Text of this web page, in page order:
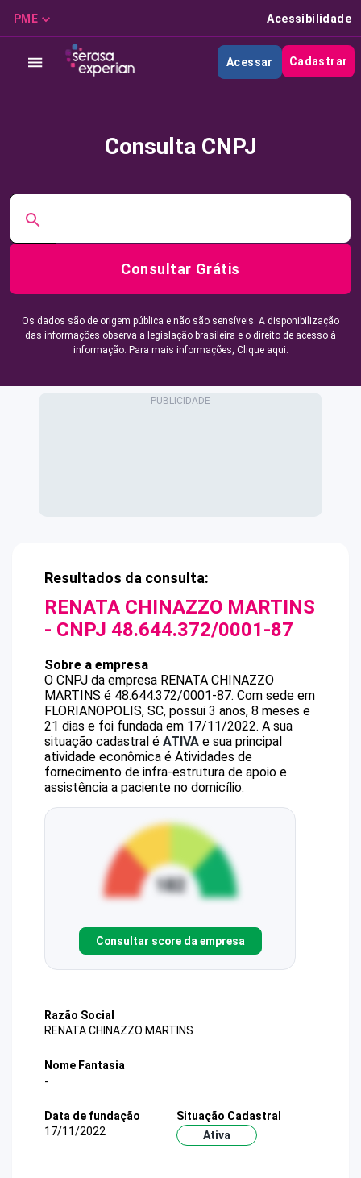
PME Acessibilidade
Acessar Cadastrar
Consulta CNPJ
Consultar Grátis
Os dados são de origem pública e não são sensíveis. A disponibilização
das informações observa a legislação brasileira e o direito de acesso à
informação. Para mais informações, Clique aqui.
Resultados da consulta:
RENATA CHINAZZO MARTINS
- CNPJ 48.644.372/0001-87
Sobre a empresa
O CNPJ da empresa RENATA CHINAZZO
MARTINS é 48.644.372/0001-87. Com sede em
FLORIANOPOLIS, SC, possui 3 anos, 8 meses e
21 dias e foi fundada em 17/11/2022. A sua
situação cadastral é ATIVA e sua principal
atividade econômica é Atividades de
fornecimento de infra-estrutura de apoio e
assistência a paciente no domicílio.
Consultar score da empresa
Razão Social
RENATA CHINAZZO MARTINS
Nome Fantasia
-
Data de fundação
17/11/2022
Situação Cadastral
Ativa